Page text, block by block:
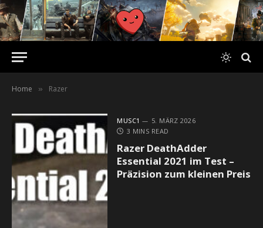
Home » Razer
MUSC1
5. MÄRZ 2026
3 MINS READ
Razer DeathAdder
Essential 2021 im Test –
Präzision zum kleinen Preis